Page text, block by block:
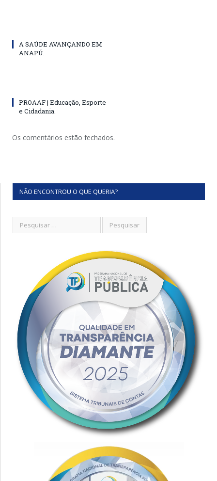
A SAÚDE AVANÇANDO EM
ANAPÚ.
PROAAF | Educação, Esporte
e Cidadania.
Os comentários estão fechados.
NÃO ENCONTROU O QUE QUERIA?